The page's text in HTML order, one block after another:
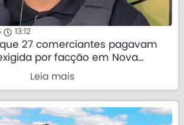
13:12
27 comerciantes pagavam
por facção em Nova
Leia mais